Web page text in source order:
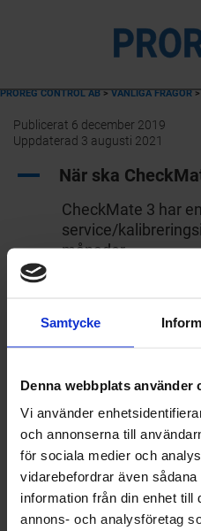
Samtycke
Denna webbplats använder
Vi använder
och annonserna till
för sociala medier och
vidarebefordrar även
information från din enhet till
annons- och analysföretag
PROREG CONTROL AB>VANLIGA FRÅGOR
Publicerat 6 december 2019
Uppdaterad 3 augusti 2021
A När ska
CheckMate 3 har en
service/
månader.
Våra